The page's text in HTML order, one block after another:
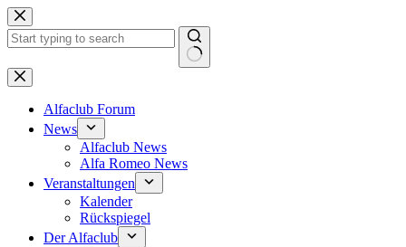
Zum
Inhalt
springen
Keine
Ergebnisse
Alfaclub Forum
News
Alfaclub News
Alfa Romeo News
Veranstaltungen
Kalender
Rückspiegel
Der Alfaclub